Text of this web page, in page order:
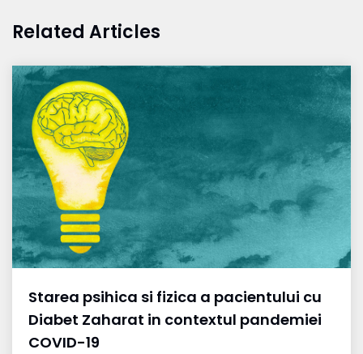
Related Articles
Starea psihica si fizica a pacientului cu
Diabet Zaharat in contextul pandemiei
COVID-19